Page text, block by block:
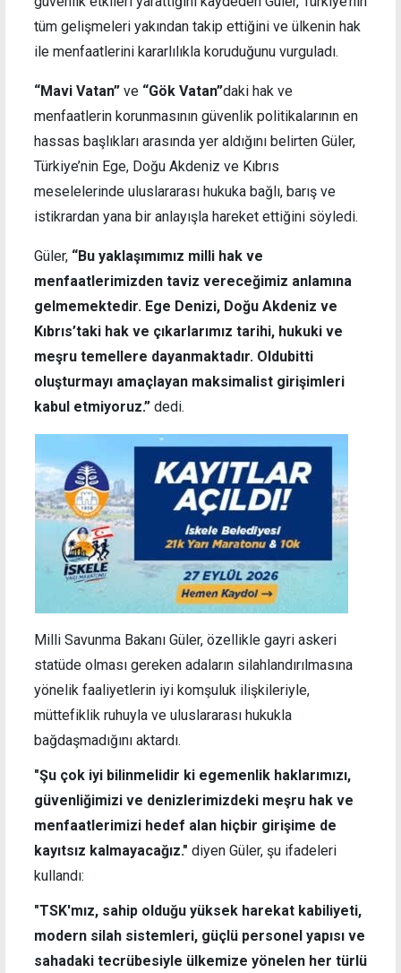
tüm gelişmeleri yakından takip ettiğini ve ülkenin hak
ile menfaatlerini kararlılıkla koruduğunu vurguladı.
“Mavi Vatan” ve “Gök Vatan”daki hak ve
menfaatlerin korunmasının güvenlik politikalarının en
hassas başlıkları arasında yer aldığını belirten Güler,
Türkiye’nin Ege, Doğu Akdeniz ve Kıbrıs
meselelerinde uluslararası hukuka bağlı, barış ve
istikrardan yana bir anlayışla hareket ettiğini söyledi.
Güler, “Bu yaklaşımımız milli hak ve
menfaatlerimizden taviz vereceğimiz anlamına
gelmemektedir. Ege Denizi, Doğu Akdeniz ve
Kıbrıs’taki hak ve çıkarlarımız tarihi, hukuki ve
meşru temellere dayanmaktadır. Oldubitti
oluşturmayı amaçlayan maksimalist girişimleri
kabul etmiyoruz.” dedi.
Milli Savunma Bakanı Güler, özellikle gayri askeri
statüde olması gereken adaların silahlandırılmasına
yönelik faaliyetlerin iyi komşuluk ilişkileriyle,
müttefiklik ruhuyla ve uluslararası hukukla
bağdaşmadığını aktardı.
"Şu çok iyi bilinmelidir ki egemenlik haklarımızı,
güvenliğimizi ve denizlerimizdeki meşru hak ve
menfaatlerimizi hedef alan hiçbir girişime de
kayıtsız kalmayacağız." diyen Güler, şu ifadeleri
kullandı:
"TSK'mız, sahip olduğu yüksek harekat kabiliyeti,
modern silah sistemleri, güçlü personel yapısı ve
sahadaki tecrübesiyle ülkemize yönelen her türlü